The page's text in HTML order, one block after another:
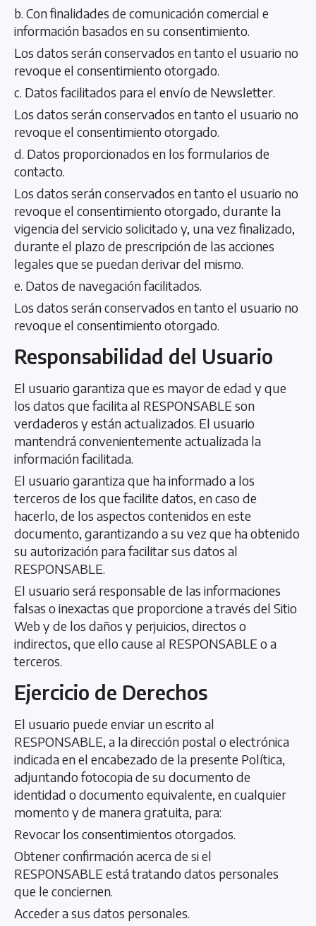
b. Con finalidades de comunicación comercial e
información basados en su consentimiento.
Los datos serán conservados en tanto el usuario no
revoque el consentimiento otorgado.
c. Datos facilitados para el envío de Newsletter.
Los datos serán conservados en tanto el usuario no
revoque el consentimiento otorgado.
d. Datos proporcionados en los formularios de
contacto.
Los datos serán conservados en tanto el usuario no
revoque el consentimiento otorgado, durante la
vigencia del servicio solicitado y, una vez finalizado,
durante el plazo de prescripción de las acciones
legales que se puedan derivar del mismo.
e. Datos de navegación facilitados.
Los datos serán conservados en tanto el usuario no
revoque el consentimiento otorgado.
Responsabilidad del Usuario
El usuario garantiza que es mayor de edad y que
los datos que facilita al RESPONSABLE son
verdaderos y están actualizados. El usuario
mantendrá convenientemente actualizada la
información facilitada.
El usuario garantiza que ha informado a los
terceros de los que facilite datos, en caso de
hacerlo, de los aspectos contenidos en este
documento, garantizando a su vez que ha obtenido
su autorización para facilitar sus datos al
RESPONSABLE.
El usuario será responsable de las informaciones
falsas o inexactas que proporcione a través del Sitio
Web y de los daños y perjuicios, directos o
indirectos, que ello cause al RESPONSABLE o a
terceros.
Ejercicio de Derechos
El usuario puede enviar un escrito al
RESPONSABLE, a la dirección postal o electrónica
indicada en el encabezado de la presente Política,
adjuntando fotocopia de su documento de
identidad o documento equivalente, en cualquier
momento y de manera gratuita, para:
Revocar los consentimientos otorgados.
Obtener confirmación acerca de si el
RESPONSABLE está tratando datos personales
que le conciernen.
Acceder a sus datos personales.